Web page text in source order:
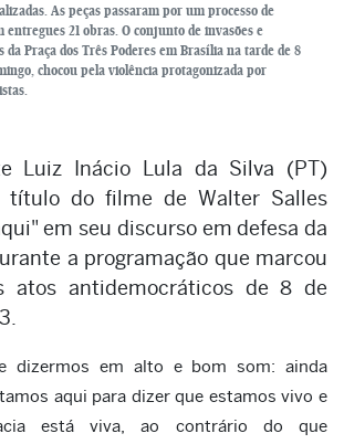
As peças passaram por um processo de
21 obras. O conjunto de invasões e
da Praça dos Três Poderes em Brasília na tarde de 8
chocou pela violência protagonizada por
Luiz Inácio Lula da Silva (PT)
título do filme de Walter Salles
em seu discurso em defesa da
a programação que marcou
atos antidemocráticos de 8 de
dizermos em alto e bom som: ainda
aqui para dizer que estamos vivo e
está viva, ao contrário do que